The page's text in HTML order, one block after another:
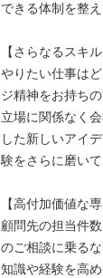
できる体制を整
【さらなるスキ
やりたい仕事は
ジ精神をお持ち
立場に関係なく
した新しいアイ
験をさらに磨い
【高付加価値な
顧問先の担当件
のご相談に乗る
知識や経験を高め